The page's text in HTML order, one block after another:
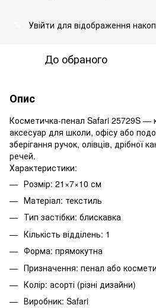
Увійти для відображення
До обраного
Опис
Косметичка-пенал Safari 25729S —
аксесуар для школи, офісу або
зберігання ручок, олівців, дрібної
речей.
Характеристики:
Розмір: 21×7×10 см
Матеріал: текстиль
Тип застібки: блискавка
Кількість відділень: 1
Форма: прямокутна
Призначення: пенал або
Колір: асорті (різні дизайни)
Виробник: Safari